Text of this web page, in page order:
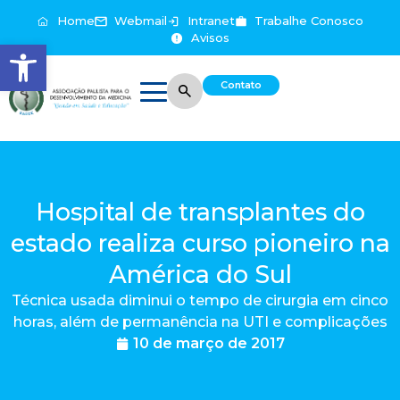
Abrir a barra de ferramentas
Home Webmail Intranet
Trabalhe Conosco
Avisos
Contato
Hospital de transplantes do
estado realiza curso pioneiro na
América do Sul
Técnica usada diminui o tempo de cirurgia em cinco
horas, além de permanência na UTI e complicações
10 de março de 2017